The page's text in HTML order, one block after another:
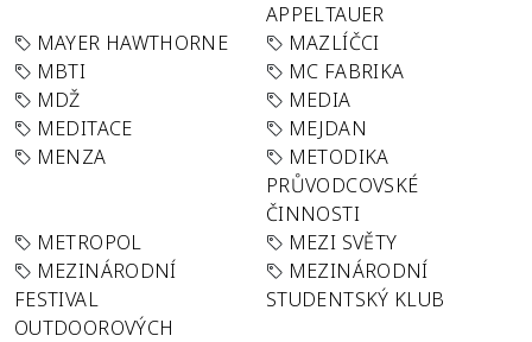
APPELTAUER
MAYER HAWTHORNE
MAZLÍČCI
MBTI
MC FABRIKA
MDŽ
MEDIA
MEDITACE
MEJDAN
MENZA
METODIKA
PRŮVODCOVSKÉ
ČINNOSTI
METROPOL
MEZI SVĚTY
MEZINÁRODNÍ
FESTIVAL
OUTDOOROVÝCH
MEZINÁRODNÍ
STUDENTSKÝ KLUB